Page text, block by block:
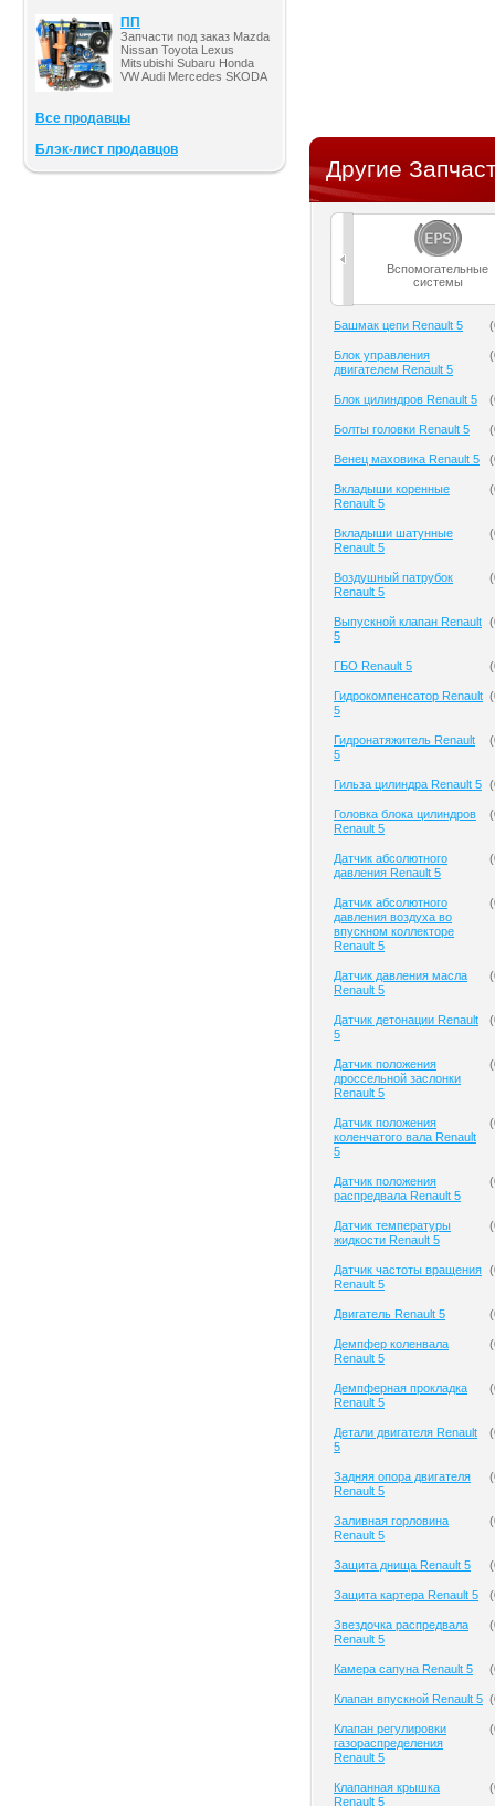
ПП
Запчасти под заказ Mazda
Nissan Toyota Lexus
Mitsubishi Subaru Honda
VW Audi Mercedes SKODA
Все продавцы
Блэк-лист продавцов
Другие
Вспомогательные
системы
Башмак цепи Renault 5 (
Блок управления
двигателем Renault 5
(
Блок цилиндров Renault 5 (
Болты головки Renault 5 (
Венец маховика Renault 5 (
Вкладыши коренные
Renault 5
(
Вкладыши шатунные
Renault 5
(
Воздушный патрубок
Renault 5
(
Выпускной клапан Renault
5
(
ГБО Renault 5 (
Гидрокомпенсатор Renault
5
(
Гидронатяжитель Renault
5
(
Гильза цилиндра Renault 5 (
Головка блока цилиндров
Renault 5
(
Датчик абсолютного
давления Renault 5
(
Датчик абсолютного
давления воздуха во
впускном коллекторе
Renault 5
(
Датчик давления масла
Renault 5
(
Датчик детонации Renault
5
(
Датчик положения
дроссельной заслонки
Renault 5
(
Датчик положения
коленчатого вала Renault
5
(
Датчик положения
распредвала Renault 5
(
Датчик температуры
жидкости Renault 5
(
Датчик частоты вращения
Renault 5
(
Двигатель Renault 5 (
Демпфер коленвала
Renault 5
(
Демпферная прокладка
Renault 5
(
Детали двигателя Renault
5
(
Задняя опора двигателя
Renault 5
(
Заливная горловина
Renault 5
(
Защита днища Renault 5 (
Защита картера Renault 5 (
Звездочка распредвала
Renault 5
(
Камера сапуна Renault 5 (
Клапан впускной Renault 5 (
Клапан регулировки
газораспределения
Renault 5
(
Клапанная крышка
Renault 5
(